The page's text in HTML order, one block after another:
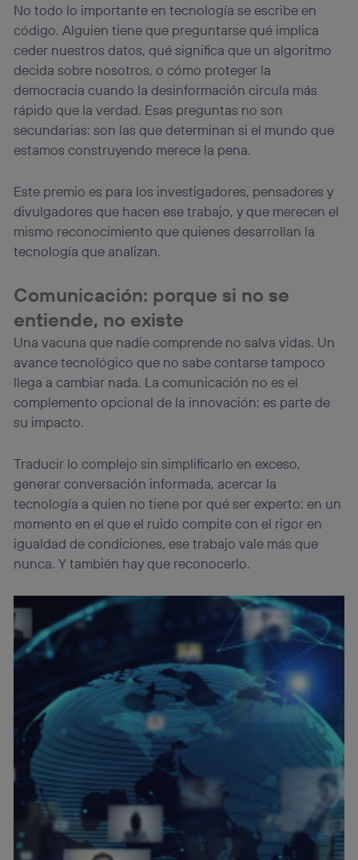
No todo lo importante en tecnología se escribe en
código. Alguien tiene que preguntarse qué implica
ceder nuestros datos, qué significa que un algoritmo
decida sobre nosotros, o cómo proteger la
democracia cuando la desinformación circula más
rápido que la verdad. Esas preguntas no son
secundarias: son las que determinan si el mundo que
estamos construyendo merece la pena.
Este premio es para los investigadores, pensadores y
divulgadores que hacen ese trabajo, y que merecen el
mismo reconocimiento que quienes desarrollan la
tecnología que analizan.
Comunicación: porque si no se
entiende, no existe
Una vacuna que nadie comprende no salva vidas. Un
avance tecnológico que no sabe contarse tampoco
llega a cambiar nada. La comunicación no es el
complemento opcional de la innovación: es parte de
su impacto.
Traducir lo complejo sin simplificarlo en exceso,
generar conversación informada, acercar la
tecnología a quien no tiene por qué ser experto: en un
momento en el que el ruido compite con el rigor en
igualdad de condiciones, ese trabajo vale más que
nunca. Y también hay que reconocerlo.